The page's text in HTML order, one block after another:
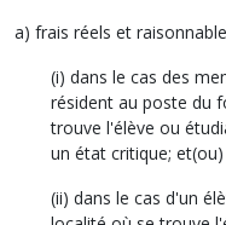
a) frais réels et
(i) dans le cas des
résident au poste du
trouve l'élève ou
un état critique; et(ou)
(ii) dans le cas d'un